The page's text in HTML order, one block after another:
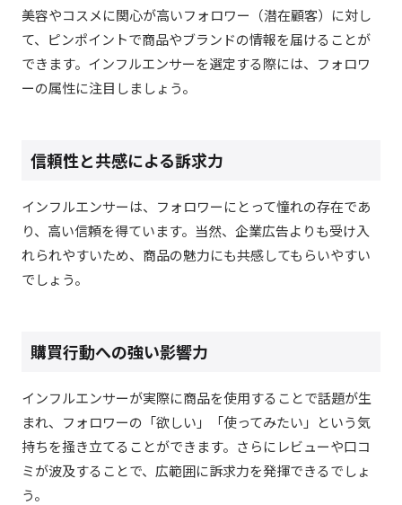
美容やコスメに関心が高いフォロワー（潜在顧客）に対し
て、ピンポイントで商品やブランドの情報を届けることが
できます。インフルエンサーを選定する際には、フォロワ
ーの属性に注目しましょう。
信頼性と共感による訴求力
インフルエンサーは、フォロワーにとって憧れの存在であ
り、高い信頼を得ています。当然、企業広告よりも受け入
れられやすいため、商品の魅力にも共感してもらいやすい
でしょう。
購買行動への強い影響力
インフルエンサーが実際に商品を使用することで話題が生
まれ、フォロワーの「欲しい」「使ってみたい」という気
持ちを掻き立てることができます。さらにレビューや口コ
ミが波及することで、広範囲に訴求力を発揮できるでしょ
う。